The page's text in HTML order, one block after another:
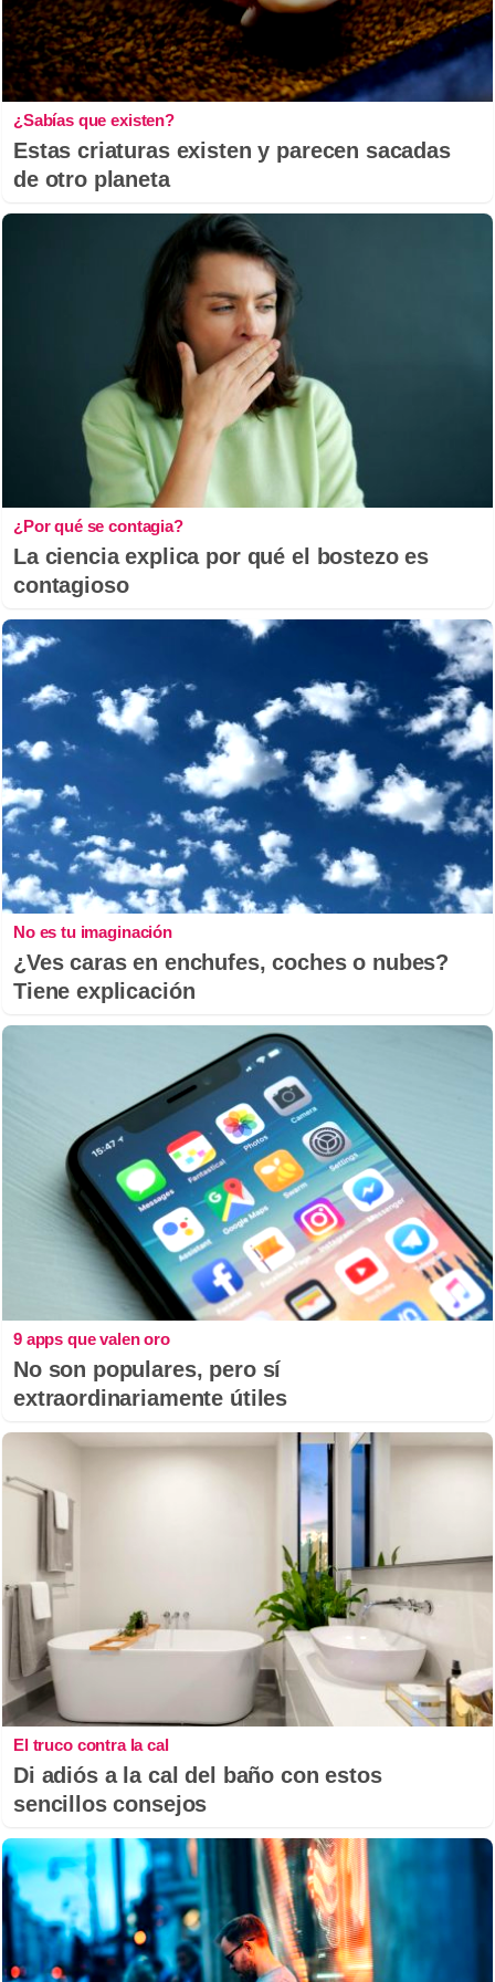
¿Sabías que existen?
Estas criaturas existen y parecen sacadas
de otro planeta
¿Por qué se contagia?
La ciencia explica por qué el bostezo es
contagioso
No es tu imaginación
¿Ves caras en enchufes, coches o nubes?
Tiene explicación
9 apps que valen oro
No son populares, pero sí
extraordinariamente útiles
El truco contra la cal
Di adiós a la cal del baño con estos
sencillos consejos